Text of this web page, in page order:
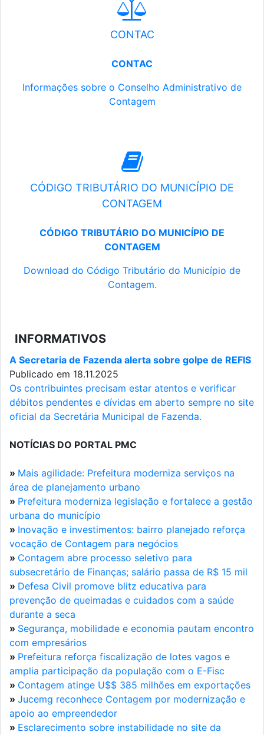
CONTAC
CONTAC
Informações sobre o Conselho Administrativo de
Contagem
CÓDIGO TRIBUTÁRIO DO MUNICÍPIO DE
CONTAGEM
CÓDIGO TRIBUTÁRIO DO MUNICÍPIO DE
CONTAGEM
Download do Código Tributário do Município de
Contagem.
INFORMATIVOS
A Secretaria de Fazenda alerta sobre golpe de REFIS
Publicado em 18.11.2025
Os contribuintes precisam estar atentos e verificar
débitos pendentes e dívidas em aberto sempre no site
oficial da Secretária Municipal de Fazenda.
NOTÍCIAS DO PORTAL PMC
» Mais agilidade: Prefeitura moderniza serviços na
área de planejamento urbano
» Prefeitura moderniza legislação e fortalece a gestão
urbana do município
» Inovação e investimentos: bairro planejado reforça
vocação de Contagem para negócios
» Contagem abre processo seletivo para
subsecretário de Finanças; salário passa de R$ 15 mil
» Defesa Civil promove blitz educativa para
prevenção de queimadas e cuidados com a saúde
durante a seca
» Segurança, mobilidade e economia pautam encontro
com empresários
» Prefeitura reforça fiscalização de lotes vagos e
amplia participação da população com o E-Fisc
» Contagem atinge U$$ 385 milhões em exportações
» Jucemg reconhece Contagem por modernização e
apoio ao empreendedor
» Esclarecimento sobre instabilidade no site da